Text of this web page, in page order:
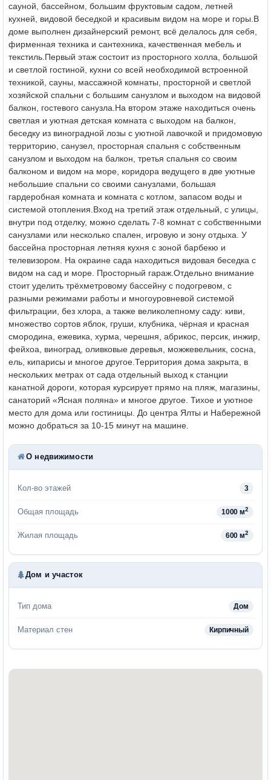
сауной, бассейном, большим фруктовым садом, летней
кухней, видовой беседкой и красивым видом на море и горы. В
доме выполнен дизайнерский ремонт, всё делалось для себя,
фирменная техника и сантехника, качественная мебель и
текстиль. Первый этаж состоит из просторного холла, большой
и светлой гостиной, кухни со всей необходимой встроенной
техникой, сауны, массажной комнаты, просторной и светлой
хозяйской спальни с большим санузлом и выходом на видовой
балкон, гостевого санузла. На втором этаже находиться очень
светлая и уютная детская комната с выходом на балкон,
беседку из виноградной лозы с уютной лавочкой и придомовую
территорию, санузел, просторная спальня с собственным
санузлом и выходом на балкон, третья спальня со своим
балконом и видом на море, коридора ведущего в две уютные
небольшие спальни со своими санузлами, большая
гардеробная комната и комната с котлом, запасом воды и
системой отопления. Вход на третий этаж отдельный, с улицы,
внутри под отделку, можно сделать 7-8 комнат с собственными
санузлами или несколько спален, игровую и зону отдыха. У
бассейна просторная летняя кухня с зоной барбекю и
телевизором. На окраине сада находиться видовая беседка с
видом на сад и море. Просторный гараж. Отдельно внимание
стоит уделить трёхметровому бассейну с подогревом, с
разными режимами работы и многоуровневой системой
фильтрации, без хлора, а также великолепному саду: киви,
множество сортов яблок, груши, клубника, чёрная и красная
смородина, ежевика, хурма, черешня, абрикос, персик, инжир,
фейхоа, виноград, оливковые деревья, можжевельник, сосна,
ель, кипарисы и многое другое. Территория дома закрыта, в
нескольких метрах от сада отдельный выход к станции
канатной дороги, которая курсирует прямо на пляж, магазины,
санаторий «Ясная поляна» и многое другое. Тихое и уютное
место для дома или гостиницы. До центра Ялты и Набережной
можно добраться за 10-15 минут на машине.
О недвижимости
Кол-во этажей 3
Общая площадь 1000 м2
Жилая площадь 600 м2
Дом и участок
Тип дома Дом
Материал стен Кирпичный